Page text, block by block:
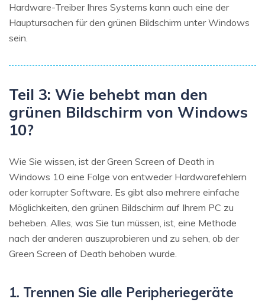
Hardware-Treiber Ihres Systems kann auch eine der
Hauptursachen für den grünen Bildschirm unter Windows
sein.
Teil 3: Wie behebt man den
grünen Bildschirm von Windows
10?
Wie Sie wissen, ist der Green Screen of Death in
Windows 10 eine Folge von entweder Hardwarefehlern
oder korrupter Software. Es gibt also mehrere einfache
Möglichkeiten, den grünen Bildschirm auf Ihrem PC zu
beheben. Alles, was Sie tun müssen, ist, eine Methode
nach der anderen auszuprobieren und zu sehen, ob der
Green Screen of Death behoben wurde.
1. Trennen Sie alle Peripheriegeräte